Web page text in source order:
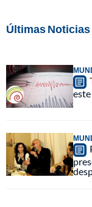
Últimas Noticias